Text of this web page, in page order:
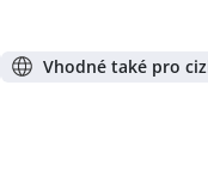
Vhodné také pro